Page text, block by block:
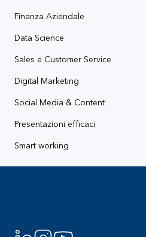
Finanza Aziendale
Data Science
Sales e Customer Service
Digital Marketing
Social Media & Content
Presentazioni efficaci
Smart working